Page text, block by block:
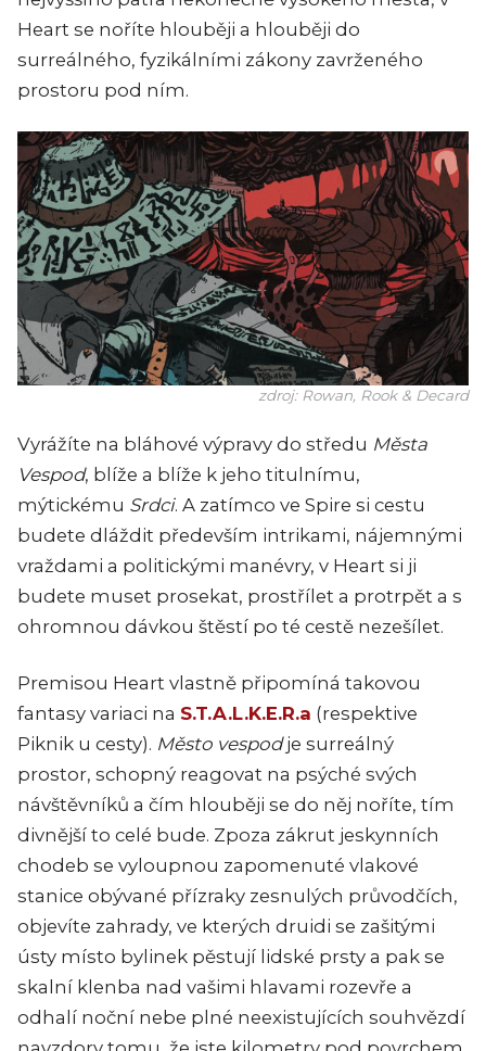
Heart se noříte hlouběji a hlouběji do
surreálného, fyzikálními zákony zavrženého
prostoru pod ním.
zdroj: Rowan, Rook & Decard
Vyrážíte na bláhové výpravy do středu Města
Vespod, blíže a blíže k jeho titulnímu,
mýtickému Srdci. A zatímco ve Spire si cestu
budete dláždit především intrikami, nájemnými
vraždami a politickými manévry, v Heart si ji
budete muset prosekat, prostřílet a protrpět a s
ohromnou dávkou štěstí po té cestě nezešílet.
Premisou Heart vlastně připomíná takovou
fantasy variaci na S.T.A.L.K.E.R.a (respektive
Piknik u cesty). Město vespodje surreálný
prostor, schopný reagovat na psýché svých
návštěvníků a čím hlouběji se do něj noříte, tím
divnější to celé bude. Zpoza zákrut jeskynních
chodeb se vyloupnou zapomenuté vlakové
stanice obývané přízraky zesnulých průvodčích,
objevíte zahrady, ve kterých druidi se zašitými
ústy místo bylinek pěstují lidské prsty a pak se
skalní klenba nad vašimi hlavami rozevře a
odhalí noční nebe plné neexistujících souhvězdí